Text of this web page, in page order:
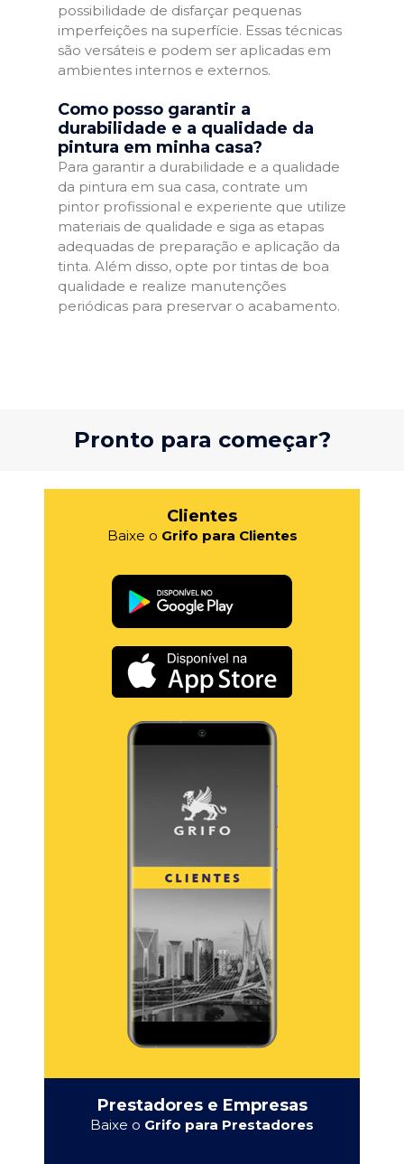
possibilidade de disfarçar pequenas
imperfeições na superfície. Essas técnicas
são versáteis e podem ser aplicadas em
ambientes internos e externos.
Como posso garantir a
durabilidade e a qualidade da
pintura em minha casa?
Para garantir a durabilidade e a qualidade
da pintura em sua casa, contrate um
pintor profissional e experiente que utilize
materiais de qualidade e siga as etapas
adequadas de preparação e aplicação da
tinta. Além disso, opte por tintas de boa
qualidade e realize manutenções
periódicas para preservar o acabamento.
Pronto para começar?
Clientes
Baixe o Grifo para Clientes
Prestadores e Empresas
Baixe o Grifo para Prestadores